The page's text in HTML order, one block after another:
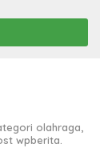
olahraga,
wpberita.